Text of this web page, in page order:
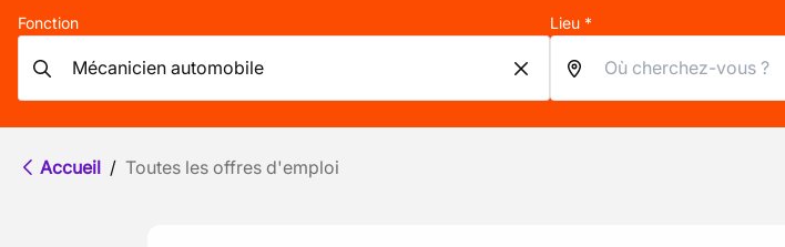
Fonction Lieu *
Accueil / Toutes les offres d'emploi